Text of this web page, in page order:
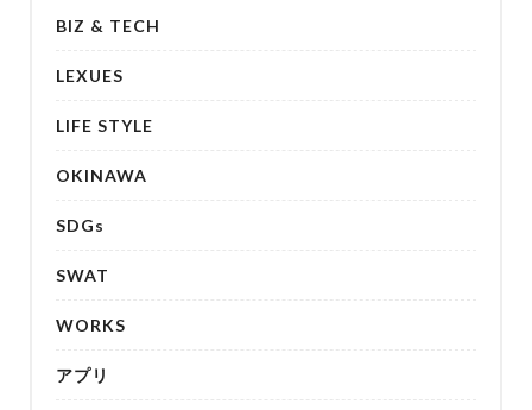
BIZ & TECH
LEXUES
LIFE STYLE
OKINAWA
SDGs
SWAT
WORKS
アプリ